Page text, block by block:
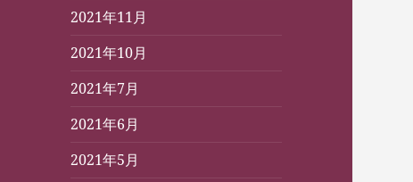
2021年11月
2021年10月
2021年7月
2021年6月
2021年5月